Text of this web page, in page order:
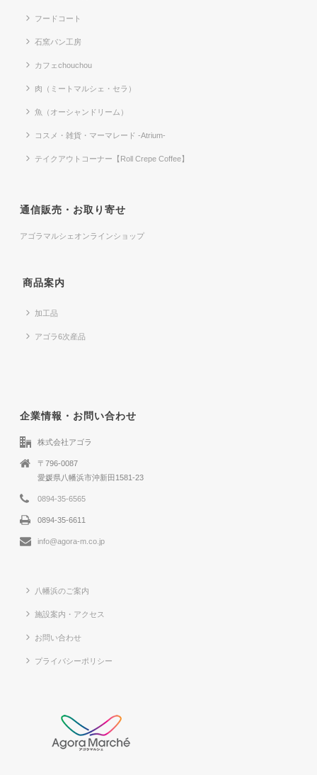
フードコート
石窯パン工房
カフェchouchou
肉（ミートマルシェ・セラ）
魚（オーシャンドリーム）
コスメ・雑貨・マーマレード -Atrium-
テイクアウトコーナー【Roll Crepe Coffee】
通信販売・お取り寄せ
アゴラマルシェオンラインショップ
商品案内
加工品
アゴラ6次産品
企業情報・お問い合わせ
株式会社アゴラ
〒796-0087
愛媛県八幡浜市沖新田1581-23
0894-35-6565
0894-35-6611
info@agora-m.co.jp
八幡浜のご案内
施設案内・アクセス
お問い合わせ
プライバシーポリシー